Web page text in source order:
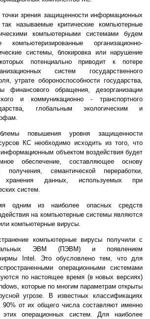
зрения защищенности информационных
называемые критические компьютерные
компьютерными системами будем
организационно-
системы, блокировка или нарушение
потенциально приводит к потере
систем государственного
утрате обороноспособности государства,
финансового обращения, дезорганизации
и коммуникационно - транспортного
глобальным экологическим и
повышения уровня защищенности
КС необходимо исходить из того, что
объектом воздействия будет
обеспечение, составляющее основу
получения, семантической переработки,
хранения данных, используемых при
систем.
одним из наиболее опасных средств
на компьютерные системы являются
компьютерные вирусы.
компьютерные вирусы получили с
ЭВМ (ПЭВМ) и появлением
Intel. Это обусловлено тем, что для
операционными системами
по настоящее время (в новых версиях)
которые по многим параметрам открыты
угрозе. В известных классификациях
90% от их общего числа составляют именно
операционных систем. Для наиболее